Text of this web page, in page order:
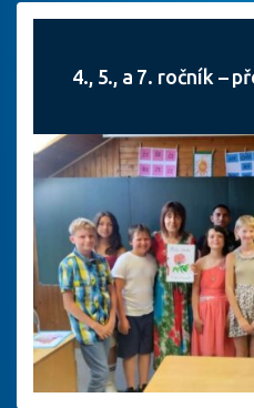
4., 5., a 7. ročník –